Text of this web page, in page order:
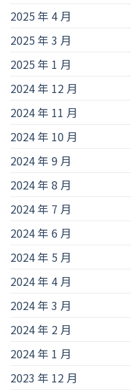
2025 年 4 月
2025 年 3 月
2025 年 1 月
2024 年 12 月
2024 年 11 月
2024 年 10 月
2024 年 9 月
2024 年 8 月
2024 年 7 月
2024 年 6 月
2024 年 5 月
2024 年 4 月
2024 年 3 月
2024 年 2 月
2024 年 1 月
2023 年 12 月